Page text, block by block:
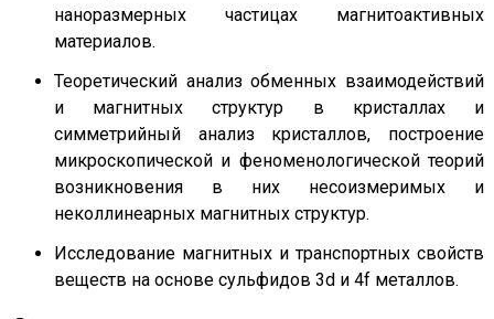
наноразмерных частицах магнитоактивных
материалов.
Теоретический анализ обменных взаимодействий
и магнитных структур в кристаллах и
симметрийный анализ кристаллов, построение
микроскопической и феноменологической теорий
возникновения в них несоизмеримых и
неколлинеарных магнитных структур.
Исследование магнитных и транспортных свойств
веществ на основе сульфидов 3d и 4f металлов.